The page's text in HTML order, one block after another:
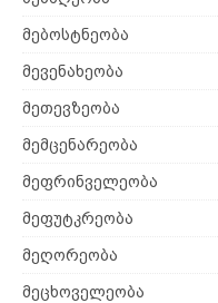
მებოსტნეობა
მევენახეობა
მეთევზეობა
მემცენარეობა
მეფრინველეობა
მეფუტკრეობა
მეღორეობა
მეცხოველეობა